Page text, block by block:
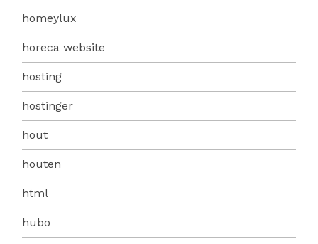
homeylux
horeca website
hosting
hostinger
hout
houten
html
hubo